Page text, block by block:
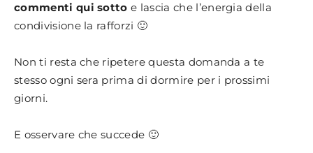
commenti qui sotto e lascia che l’energia della
condivisione la rafforzi 🙂
Non ti resta che ripetere questa domanda a te
stesso ogni sera prima di dormire per i prossimi
giorni.
E osservare che succede 🙂